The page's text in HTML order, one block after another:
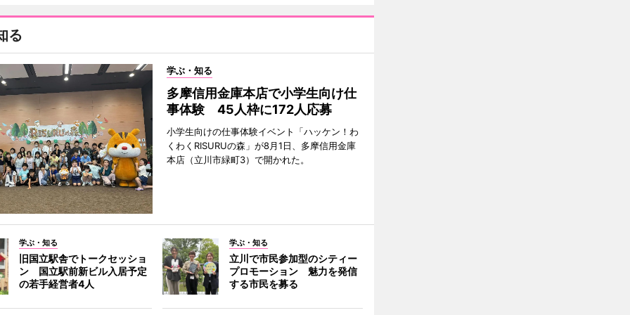
る
学ぶ・知る
多摩信用金庫本店で小学生向け仕
事体験 45人枠に172人応募
小学生向けの仕事体験イベント「ハッケン！わ
くわくRISURUの森」が8月1日、多摩信用金庫
本店（立川市緑町3）で開かれた。
学ぶ・知る
旧国立駅舎でトークセッショ
ン 国立駅前新ビル入居予定
の若手経営者4人
学ぶ・知る
立川で市民参加型のシティー
プロモーション 魅力を発信
する市民を募る